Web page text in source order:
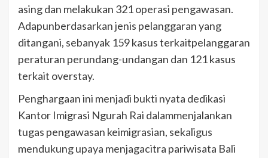
asing dan melakukan 321 operasi pengawasan.
Adapunberdasarkan jenis pelanggaran yang
ditangani, sebanyak 159 kasus terkaitpelanggaran
peraturan perundang-undangan dan 121 kasus
terkait overstay.
Penghargaan ini menjadi bukti nyata dedikasi
Kantor Imigrasi Ngurah Rai dalammenjalankan
tugas pengawasan keimigrasian, sekaligus
mendukung upaya menjagacitra pariwisata Bali